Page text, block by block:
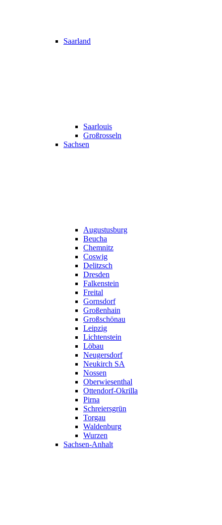
Saarland
Saarlouis
Großrosseln
Sachsen
Augustusburg
Beucha
Chemnitz
Coswig
Delitzsch
Dresden
Falkenstein
Freital
Gornsdorf
Großenhain
Großschönau
Leipzig
Lichtenstein
Löbau
Neugersdorf
Neukirch SA
Nossen
Oberwiesenthal
Ottendorf-Okrilla
Pirna
Schreiersgrün
Torgau
Waldenburg
Wurzen
Sachsen-Anhalt